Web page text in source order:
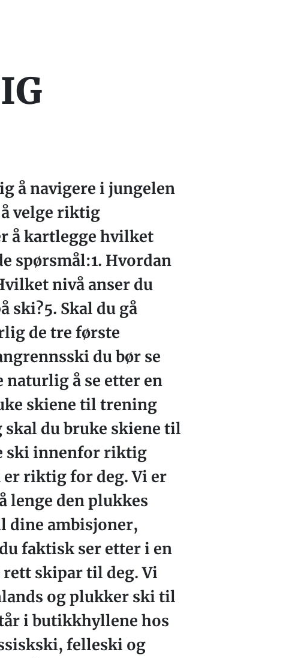
å navigere i jungelen
å velge riktig
å kartlegge hvilket
spørsmål:1. Hvordan
nivå anser du
ski?5. Skal du gå
de tre første
du bør se
å se etter en
skiene til trening
du bruke skiene til
ski innenfor riktig
riktig for deg. Vi er
lenge den plukkes
dine ambisjoner,
faktisk ser etter i en
skipar til deg. Vi
og plukker ski til
i butikkhyllene hos
felleski og